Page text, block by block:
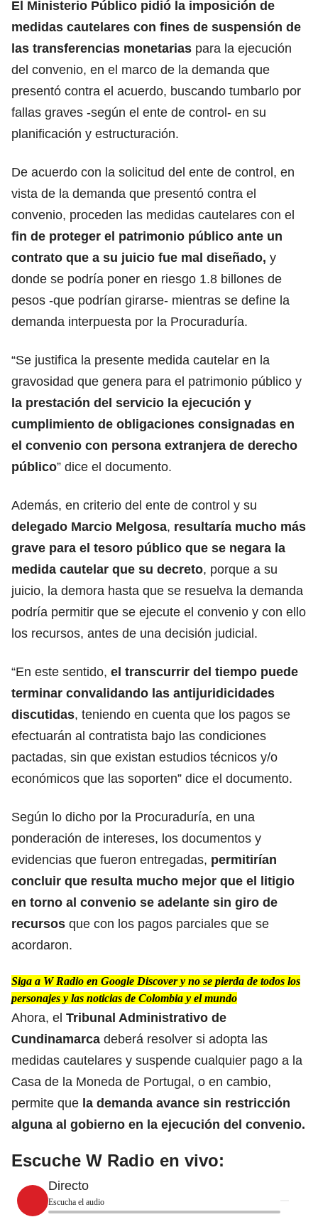
El Ministerio Público pidió la imposición de
medidas cautelares con fines de suspensión de
las transferencias monetarias para la ejecución
del convenio, en el marco de la demanda que
presentó contra el acuerdo, buscando tumbarlo por
fallas graves -según el ente de control- en su
planificación y estructuración.
De acuerdo con la solicitud del ente de control, en
vista de la demanda que presentó contra el
convenio, proceden las medidas cautelares con el
fin de proteger el patrimonio público ante un
contrato que a su juicio fue mal diseñado, y
donde se podría poner en riesgo 1.8 billones de
pesos -que podrían girarse- mientras se define la
demanda interpuesta por la Procuraduría.
“Se justifica la presente medida cautelar en la
gravosidad que genera para el patrimonio público y
la prestación del servicio la ejecución y
cumplimiento de obligaciones consignadas en
el convenio con persona extranjera de derecho
público” dice el documento.
Además, en criterio del ente de control y su
delegado Marcio Melgosa, resultaría mucho más
grave para el tesoro público que se negara la
medida cautelar que su decreto, porque a su
juicio, la demora hasta que se resuelva la demanda
podría permitir que se ejecute el convenio y con ello
los recursos, antes de una decisión judicial.
“En este sentido, el transcurrir del tiempo puede
terminar convalidando las antijuridicidades
discutidas, teniendo en cuenta que los pagos se
efectuarán al contratista bajo las condiciones
pactadas, sin que existan estudios técnicos y/o
económicos que las soporten” dice el documento.
Según lo dicho por la Procuraduría, en una
ponderación de intereses, los documentos y
evidencias que fueron entregadas, permitirían
concluir que resulta mucho mejor que el litigio
en torno al convenio se adelante sin giro de
recursos que con los pagos parciales que se
acordaron.
Siga a W Radio en Google Discover y no se pierda de todos los
personajes y las noticias de Colombia y el mundo
Ahora, el Tribunal Administrativo de
Cundinamarca deberá resolver si adopta las
medidas cautelares y suspende cualquier pago a la
Casa de la Moneda de Portugal, o en cambio,
permite que la demanda avance sin restricción
alguna al gobierno en la ejecución del convenio.
Escuche W Radio en vivo:
Directo
Escucha el audio